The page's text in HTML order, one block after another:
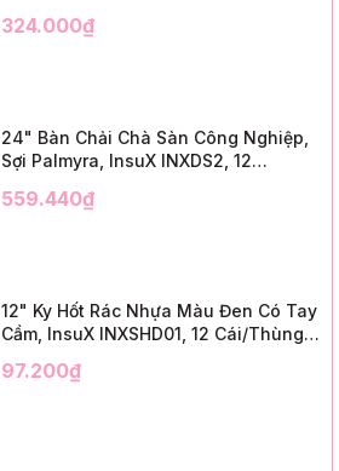
Trim)
324.000₫
24" Bàn Chải Chà Sàn Công Nghiệp,
Sợi Palmyra, InsuX INXDS2, 12
3" Trim)
559.440₫
12" Ky Hốt Rác Nhựa Màu Đen Có Tay
Cầm, InsuX INXSHD01, 12 Cái/Thùng,
Black Plastic)
97.200₫